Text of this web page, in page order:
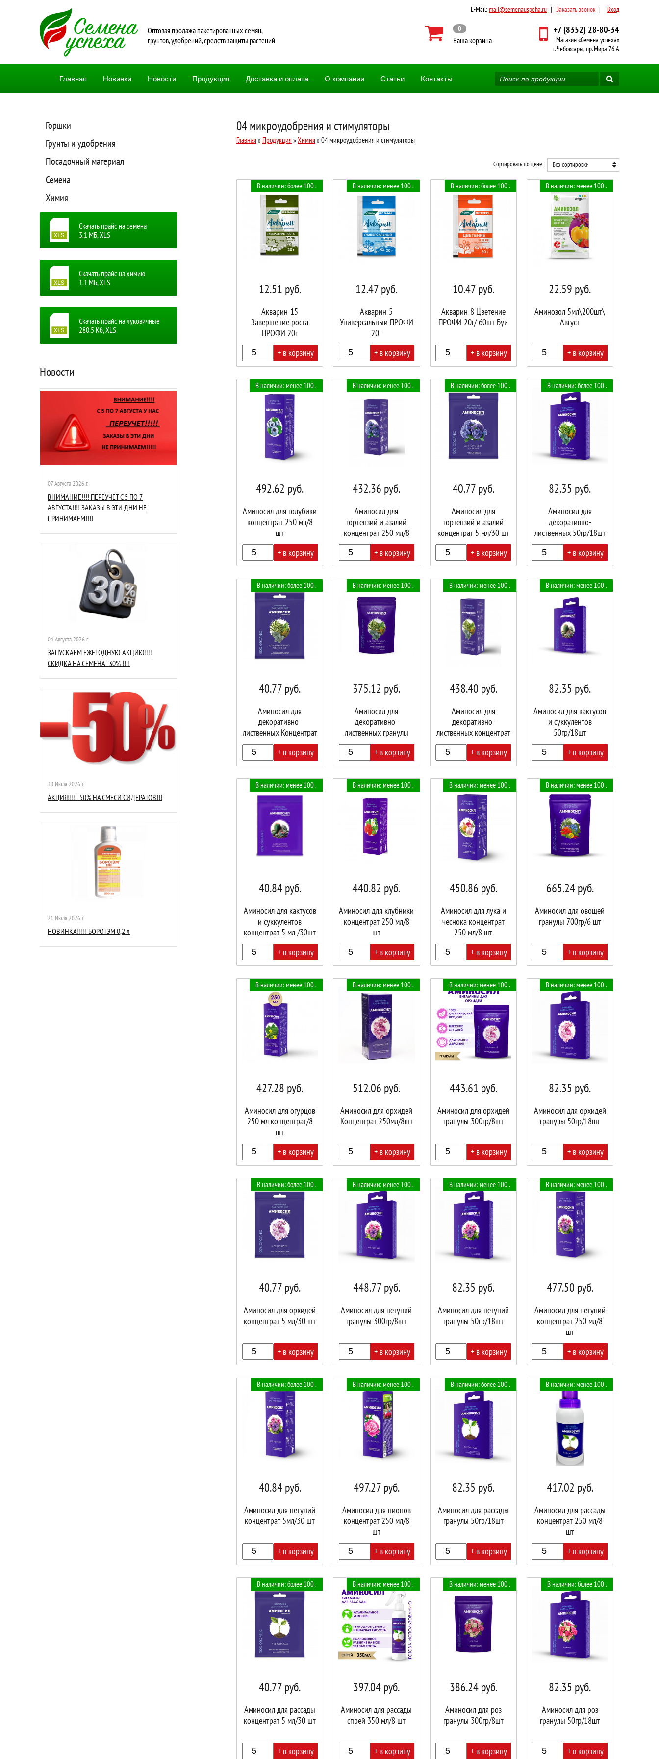
E-Mail:mail@semenauspeha.ru | Заказать звонок | Вход
Oптовая продажа пакетированных семян,
грунтов, удобрений, средств защиты растений
0
Ваша корзина
+7 (8352) 28-80-34
Магазин «Семена успеха»
г. Чебоксары, пр. Мира 76 А
Главная Новинки Новости Продукция Доставка и оплата О компании Статьи Контакты
Горшки
Грунты и удобрения
Посадочный материал
Семена
Химия
Скачать прайс на семена
3.1 MБ, XLS
Скачать прайс на химию
1.1 MБ, XLS
Скачать прайс на луковичные
280.5 Кб, XLS
Новости
07 Августа 2026 г.
ВНИМАНИЕ!!!! ПЕРЕУЧЕТ С 5 ПО 7
АВГУСТА!!!! ЗАКАЗЫ В ЭТИ ДНИ НЕ
ПРИНИМАЕМ!!!!
04 Августа 2026 г.
ЗАПУСКАЕМ ЕЖЕГОДНУЮ АКЦИЮ!!!!
СКИДКА НА СЕМЕНА -30% !!!!
30 Июля 2026 г.
АКЦИЯ!!!! -50% НА СМЕСИ СИДЕРАТОВ!!!
21 Июля 2026 г.
НОВИНКА!!!!! БОРОТЭМ 0,2 л
04 микроудобрения и стимуляторы
Главная » Продукция »Химия » 04 микроудобрения и стимуляторы
Сортировать по цене: Без сортировки
В наличии: более 100 .
12.51 руб.
Акварин-15
Завершение роста
ПРОФИ 20г
+ в корзину
В наличии: менее 100 .
12.47руб.
Акварин-5
Универсальный ПРОФИ
20г
+ в корзину
В наличии: более 100 .
10.47руб.
Акварин-8 Цветение
ПРОФИ 20г/ 60шт Буй
+ в корзину
корзине!
В наличии: менее 100 .
22.59 руб.
Аминозол 5мл\200шт\
Август
+ в корзину
В наличии: менее 100 .
492.62 руб.
Аминосил для голубики
концентрат 250 мл/8
шт
+ в корзину
корзине!
В наличии: менее 100 .
432.36 руб.
Аминосил для
гортензий и азалий
концентрат 250 мл/8
шт
+ в корзину
В наличии: более 100 .
40.77руб.
Аминосил для
гортензий и азалий
концентрат 5 мл/30 шт
+ в корзину
В наличии: более 100 .
82.35 руб.
Аминосил для
декоративно-
лиственных 50гр/18шт
+ в корзину
В наличии: более 100 .
40.77руб.
Аминосил для
декоративно-
лиственных Концентрат
5 мл/30 шт "
+ в корзину
корзине!
В наличии: менее 100 .
375.12 руб.
Аминосил для
декоративно-
лиственных гранулы
300гр/8шт
+ в корзину
В наличии: менее 100 .
438.40 руб.
Аминосил для
декоративно-
лиственных концентрат
250 мл/8 шт
+ в корзину
В наличии: менее 100 .
82.35 руб.
Аминосил для кактусов
и суккулентов
50гр/18шт
+ в корзину
корзине!
В наличии: менее 100 .
40.84руб.
Аминосил для кактусов
и суккулентов
концентрат 5 мл /30шт
+ в корзину
В наличии: менее 100 .
440.82 руб.
Аминосил для клубники
концентрат 250 мл/8
шт
+ в корзину
В наличии: менее 100 .
450.86 руб.
Аминосил для лука и
чеснока концентрат
250 мл/8 шт
+ в корзину
В наличии: менее 100 .
665.24руб.
Аминосил для овощей
гранулы 700гр/6 шт
+ в корзину
В наличии: менее 100 .
427.28 руб.
Аминосил для огурцов
250 мл концентрат/8
шт
+ в корзину
корзине!
В наличии: менее 100 .
512.06 руб.
Аминосил для орхидей
Концентрат 250мл/8шт
+ в корзину
В наличии: менее 100 .
443.61 руб.
Аминосил для орхидей
гранулы 300гр/8шт
+ в корзину
В наличии: менее 100 .
82.35 руб.
Аминосил для орхидей
гранулы 50гр/18шт
+ в корзину
В наличии: более 100 .
40.77руб.
Аминосил для орхидей
концентрат 5 мл/30 шт
+ в корзину
В наличии: менее 100 .
448.77руб.
Аминосил для петуний
гранулы 300гр/8шт
+ в корзину
В наличии: менее 100 .
82.35 руб.
Аминосил для петуний
гранулы 50гр/18шт
+ в корзину
В наличии: менее 100 .
477.50 руб.
Аминосил для петуний
концентрат 250 мл/8
шт
+ в корзину
В наличии: более 100 .
40.84руб.
Аминосил для петуний
концентрат 5мл/30 шт
+ в корзину
корзине!
В наличии: менее 100 .
497.27руб.
Аминосил для пионов
концентрат 250 мл/8
шт
+ в корзину
корзине!
В наличии: более 100 .
82.35 руб.
Аминосил для рассады
гранулы 50гр/18шт
+ в корзину
В наличии: менее 100 .
417.02 руб.
Аминосил для рассады
концентрат 250 мл/8
шт
+ в корзину
В наличии: более 100 .
40.77руб.
Аминосил для рассады
концентрат 5 мл/30 шт
+ в корзину
В наличии: менее 100 .
397.04руб.
Аминосил для рассады
спрей 350 мл/8 шт
+ в корзину
В наличии: менее 100 .
386.24руб.
Аминосил для роз
гранулы 300гр/8шт
+ в корзину
В наличии: более 100 .
82.35 руб.
Аминосил для роз
гранулы 50гр/18шт
+ в корзину